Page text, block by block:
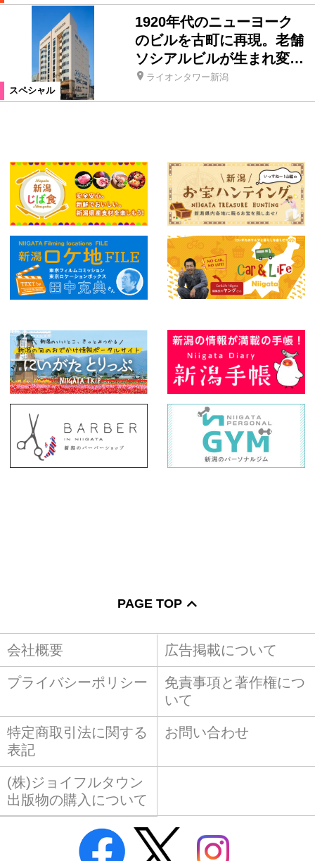
スペシャル
1920年代のニューヨーク
のビルを古町に再現。老舗
ソシアルビルが生まれ変…
ライオンタワー新潟
PAGE TOP
会社概要 広告掲載について
プライバシーポリシー
免責事項と著作権につ
いて
特定商取引法に関する
表記
お問い合わせ
(株)ジョイフルタウン
出版物の購入について